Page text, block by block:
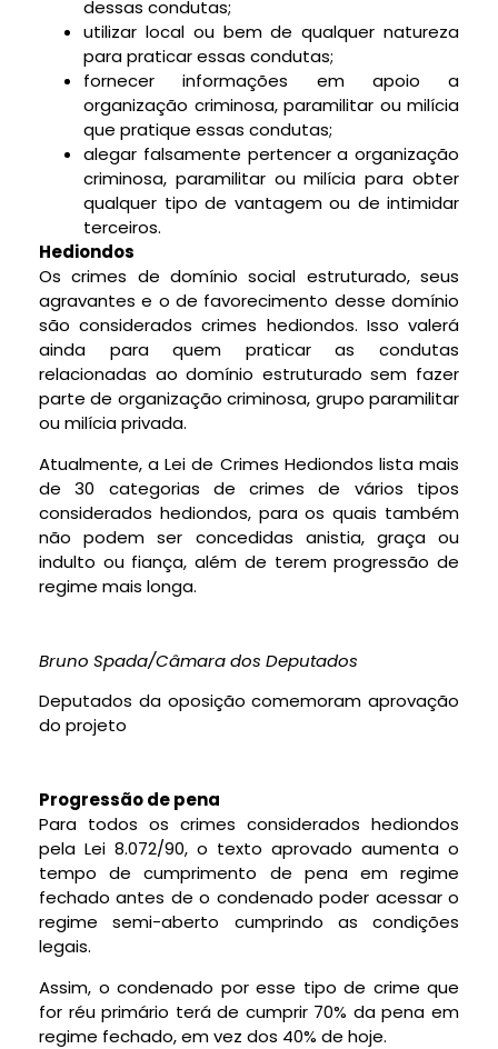
dessas condutas;
utilizar local ou bem de qualquer natureza
para praticar essas condutas;
fornecer informações em apoio a
organização criminosa, paramilitar ou milícia
que pratique essas condutas;
alegar falsamente pertencer a organização
criminosa, paramilitar ou milícia para obter
qualquer tipo de vantagem ou de intimidar
terceiros.
Hediondos
Os crimes de domínio social estruturado, seus
agravantes e o de favorecimento desse domínio
são considerados crimes hediondos. Isso valerá
ainda para quem praticar as condutas
relacionadas ao domínio estruturado sem fazer
parte de organização criminosa, grupo paramilitar
ou milícia privada.
Atualmente, a Lei de Crimes Hediondos lista mais
de 30 categorias de crimes de vários tipos
considerados hediondos, para os quais também
não podem ser concedidas anistia, graça ou
indulto ou fiança, além de terem progressão de
regime mais longa.
Bruno Spada/Câmara dos Deputados
Deputados da oposição comemoram aprovação
do projeto
Progressão de pena
Para todos os crimes considerados hediondos
pela Lei 8.072/90, o texto aprovado aumenta o
tempo de cumprimento de pena em regime
fechado antes de o condenado poder acessar o
regime semi-aberto cumprindo as condições
legais.
Assim, o condenado por esse tipo de crime que
for réu primário terá de cumprir 70% da pena em
regime fechado, em vez dos 40% de hoje.